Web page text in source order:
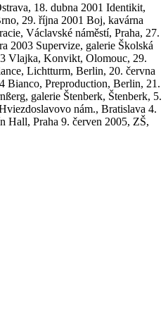
18. dubna 2001 Identikit,
29. října 2001 Boj, kavárna
Václavské náměstí, Praha, 27.
2003 Supervize, galerie Školská
Vlajka, Konvikt, Olomouc, 29.
Lichtturm, Berlin, 20. června
Bianco, Preproduction, Berlin, 21.
galerie Štenberk, Štenberk, 5.
nám., Bratislava 4.
Hall, Praha 9. červen 2005, ZŠ,